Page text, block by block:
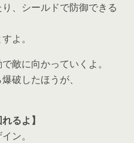
、シールドで防御できる
よ。
敵に向かっていくよ。
破したほうが、
るよ】
ン。